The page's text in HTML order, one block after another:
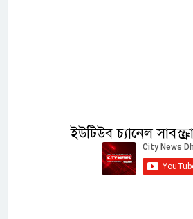
ইউটিউব চ্যানেল